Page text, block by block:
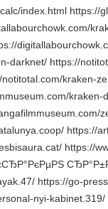
index.html
darknet/ https://
kraken-
kraken-
https://
https://
https://go-
nyi-